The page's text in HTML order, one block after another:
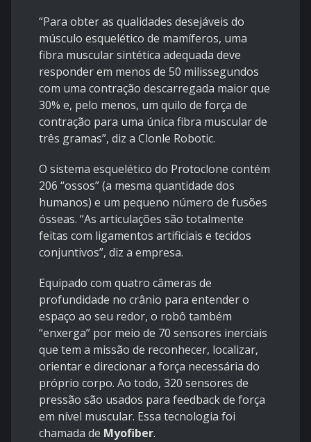
“Para obter as qualidades desejáveis do
músculo esquelético de mamíferos, uma
fibra muscular sintética adequada deve
responder em menos de 50 milissegundos
com uma contração descarregada maior que
30% e, pelo menos, um quilo de força de
contração para uma única fibra muscular de
três gramas”, diz a Clonle Robotic.
O sistema esquelético do Protoclone contém
206 “ossos” (a mesma quantidade dos
humanos) e um pequeno número de fusões
ósseas. “As articulações são totalmente
feitas com ligamentos artificiais e tecidos
conjuntivos”, diz a empresa.
Equipado com quatro câmeras de
profundidade no crânio para entender o
espaço ao seu redor, o robô também
“enxerga” por meio de 70 sensores inerciais
que tem a missão de reconhecer, localizar,
orientar e direcionar a força necessária do
próprio corpo. Ao todo, 320 sensores de
pressão são usados para feedback de força
em nível muscular. Essa tecnologia foi
chamada de Myofiber.